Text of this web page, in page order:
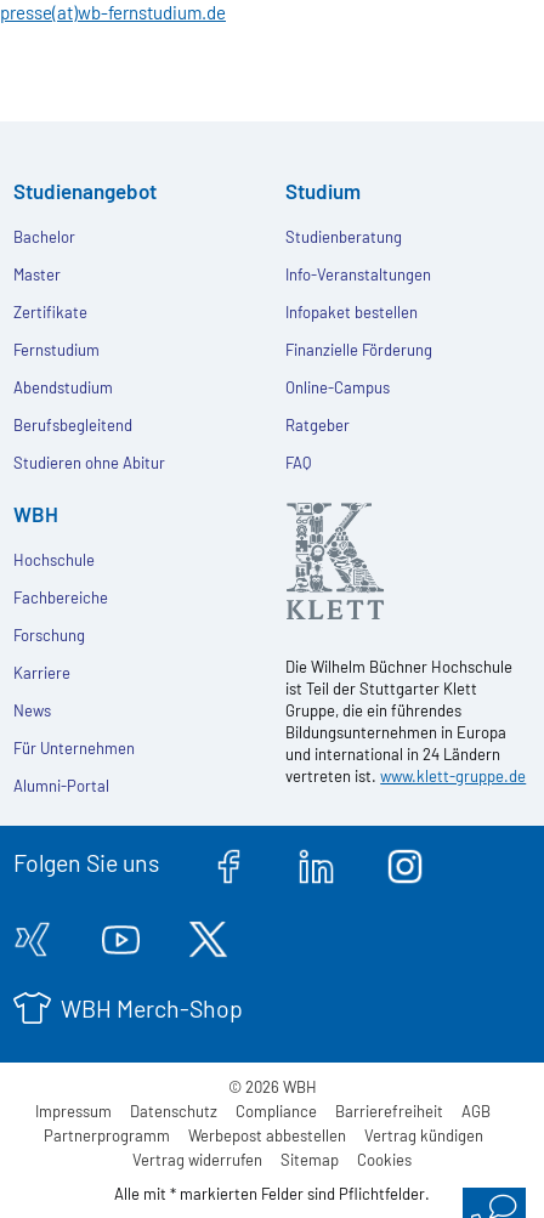
presse(at)wb-fernstudium.de
Studienangebot
Bachelor
Master
Zertifikate
Fernstudium
Abendstudium
Berufsbegleitend
Studieren ohne Abitur
Studium
Studienberatung
Info-Veranstaltungen
Infopaket bestellen
Finanzielle Förderung
Online-Campus
Ratgeber
FAQ
WBH
Hochschule
Fachbereiche
Forschung
Karriere
News
Für Unternehmen
Alumni-Portal
Die Wilhelm Büchner Hochschule
ist Teil der Stuttgarter Klett
Gruppe, die ein führendes
Bildungsunternehmen in Europa
und international in 24 Ländern
vertreten ist.www.klett-gruppe.de
Folgen Sie uns
WBH Merch-Shop
© 2026 WBH
Impressum
Datenschutz Compliance Barrierefreiheit
AGB
Partnerprogramm
Werbepost abbestellen
Vertrag kündigen
Vertrag widerrufen
Sitemap
Cookies
Alle mit * markierten Felder sind Pflichtfelder.